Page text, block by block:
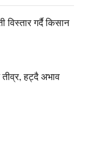
गर्दै किसान
हट्दै अभाव